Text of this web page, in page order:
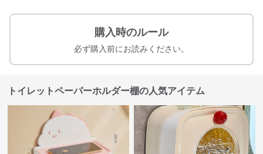
購入時のルール
必ず購入前にお読みください。
トイレットペーパーホルダー棚の人気アイテム